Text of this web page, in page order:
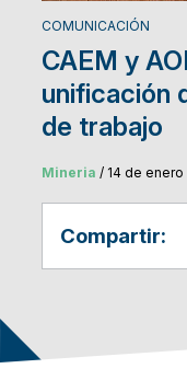
COMUNICACIÓN
CAEM y
unificación
de trabajo
Mineria / 14 de enero
Compartir: